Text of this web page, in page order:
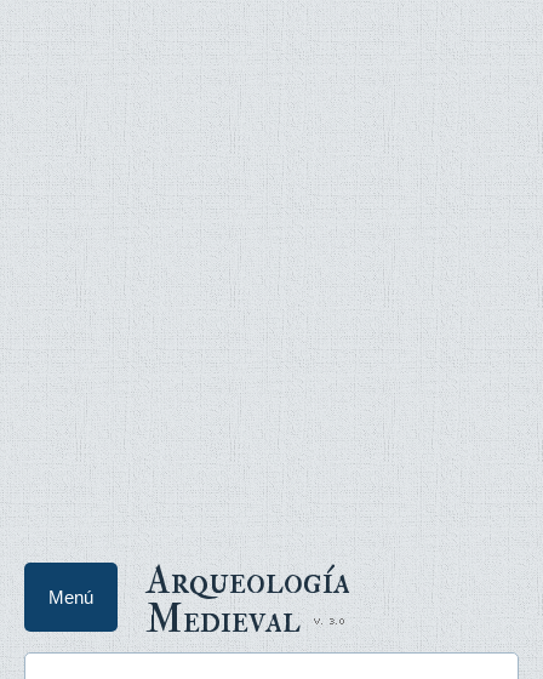
Arqueología
Medieval
Menú